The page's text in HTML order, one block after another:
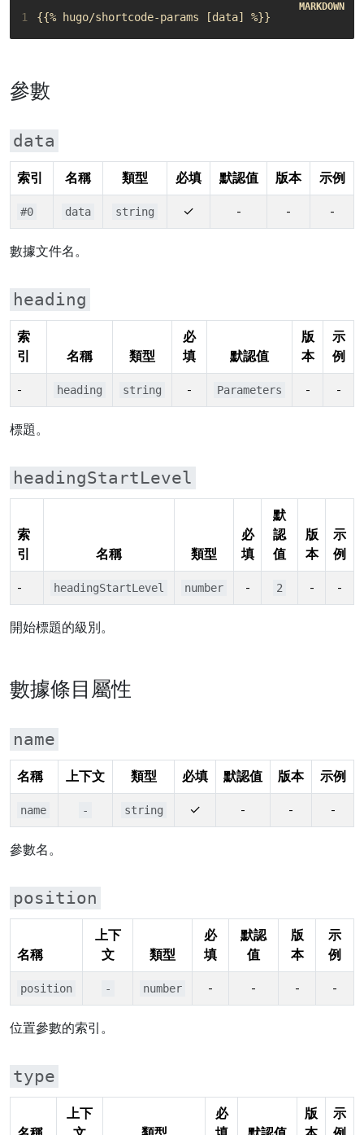
1
參數
data
索引 名稱 類型 必填 默認值 版本 示例
#0 data string ✓ - - -
數據文件名。
heading
索
引
名稱 類型
必
填
默認值
版
本
示
例
- heading string - Parameters - -
標題。
headingStartLevel
索
引
名稱 類型
必
填
默
認
值
版
本
示
例
- headingStartLevel number - 2 - -
開始標題的級別。
數據條目屬性
name
名稱 上下文 類型 必填 默認值 版本 示例
name - string ✓ - - -
參數名。
position
名稱
上下
文
類型
必
填
默認
值
版
本
示
例
position - number - - - -
位置參數的索引。
type
上下
必
版
示